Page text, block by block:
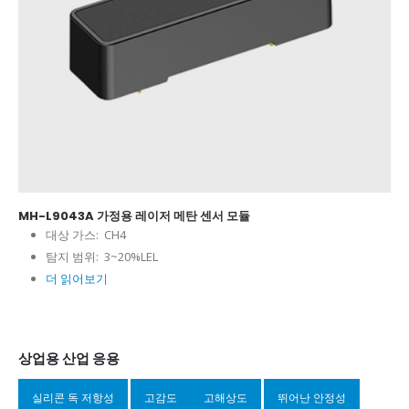
MH-L9043A 가정용 레이저 메탄 센서 모듈
대상 가스: CH4
탐지 범위: 3~20%LEL
더 읽어보기
상업용 산업 응용
실리콘 독 저항성 고감도 고해상도 뛰어난 안정성